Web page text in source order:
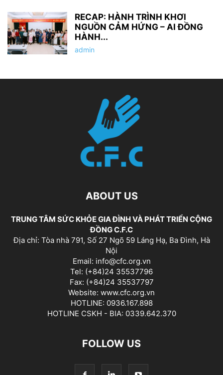
RECAP: HÀNH TRÌNH KHƠI
NGUỒN CẢM HỨNG – AI ĐỒNG
HÀNH...
admin
ABOUT US
TRUNG TÂM SỨC KHỎE GIA ĐÌNH VÀ PHÁT TRIỂN CỘNG
ĐỒNG C.F.C
Địa chỉ: Tòa nhà 791, Số 27 Ngõ 59 Láng Hạ, Ba Đình, Hà
Nội
Email: info@cfc.org.vn
Tel: (+84)24 35537796
Fax: (+84)24 35537797
Website: www.cfc.org.vn
HOTLINE: 0936.167.898
HOTLINE CSKH - BIA: 0339.642.370
FOLLOW US